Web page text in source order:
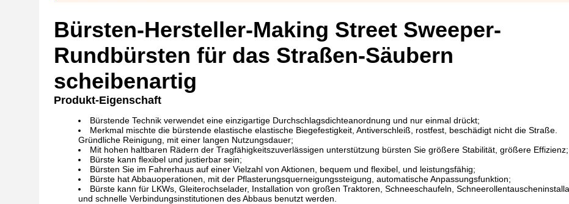
Bürsten-Hersteller-Making Street Sweeper-
Rundbürsten für das Straßen-Säubern
scheibenartig
Produkt-Eigenschaft
Bürstende Technik verwendet eine einzigartige Durchschlagsdichteanordnung und nur einmal drückt;
Merkmal mischte die bürstende elastische elastische Biegefestigkeit, Antiverschleiß, rostfest, beschädigt nicht die Straße.
Gründliche Reinigung, mit einer langen Nutzungsdauer;
Mit hohen haltbaren Rädern der Tragfähigkeitszuverlässigen unterstützung bürsten Sie größere Stabilität, größere Effizienz;
Bürste kann flexibel und justierbar sein;
Bürsten Sie im Fahrerhaus auf einer Vielzahl von Aktionen, bequem und flexibel, und leistungsfähig;
Bürste hat Abbauoperationen, mit der Pflasterungsquerneigungssteigung, automatische Anpassungsfunktion;
Bürste kann für LKWs, Gleiterochselader, Installation von großen Traktoren, Schneeschaufeln,
und schnelle Verbindungsinstitutionen des Abbaus benutzt werden.